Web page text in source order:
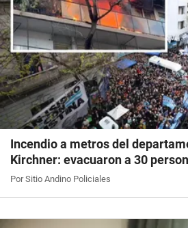
Incendio a metros del
Kirchner: evacuaron a 30
Por Sitio Andino Policiales